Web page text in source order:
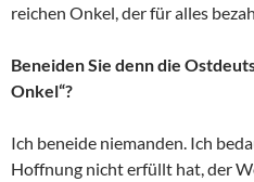
reichen Onkel, der für alles
Beneiden Sie denn die
Onkel“?
Ich beneide niemanden. Ich
Hoffnung nicht erfüllt hat, der